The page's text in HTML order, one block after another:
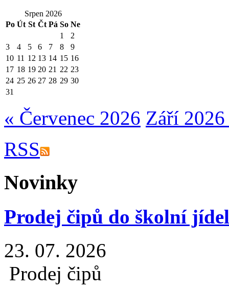
Srpen 2026
Po Út St Čt Pá So Ne
1
2
3
4 5 6 7 8
9
10 11 12 13 14 15 16
17 18 19 20 21 22 23
24 25 26 27 28 29 30
31
« Červenec 2026 Září
RSS
Novinky
Prodej čipů do školní
23. 07. 2026
Prodej čipů